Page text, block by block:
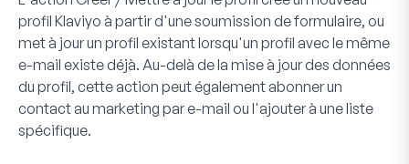
profil Klaviyo à partir d'une soumission de formulaire, ou
met à jour un profil existant lorsqu'un profil avec le même
e-mail existe déjà. Au-delà de la mise à jour des données
du profil, cette action peut également abonner un
contact au marketing par e-mail ou l'ajouter à une liste
spécifique.